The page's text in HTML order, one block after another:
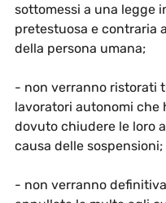
sottomessi a una legge
pretestuosa e contraria
della persona umana;
- non verranno ristorati
lavoratori autonomi che
dovuto chiudere le loro
causa delle sospensioni;
- non verranno